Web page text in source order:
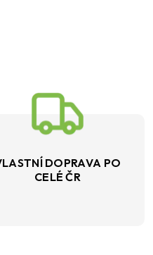
DOPRAVA PO
CELÉ ČR